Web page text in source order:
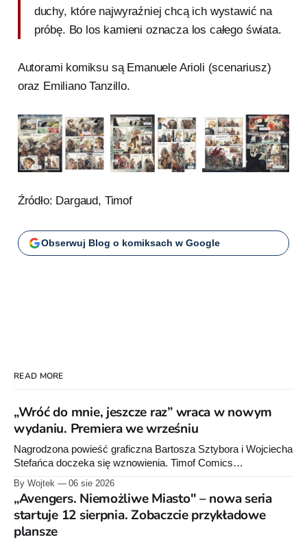
duchy, które najwyraźniej chcą ich wystawić na
próbę. Bo los kamieni oznacza los całego świata.
Autorami komiksu są Emanuele Arioli (scenariusz)
oraz Emiliano Tanzillo.
Źródło: Dargaud, Timof
Obserwuj Blog o komiksach w Google
READ MORE
„Wróć do mnie, jeszcze raz” wraca w nowym
wydaniu. Premiera we wrześniu
Nagrodzona powieść graficzna Bartosza Sztybora i Wojciecha
Stefańca doczeka się wznowienia. Timof Comics
raz”, którego pierwsze wydanie ukazało się w 2015 roku.
By Wojtek 06 sie 2026
„Avengers. Niemożliwe Miasto" – nowa seria
startuje 12 sierpnia. Zobaczcie przykładowe
plansze